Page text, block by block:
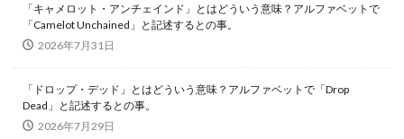
「キャメロット・アンチェインド」とはどういう意味？アルファベットで
「Camelot Unchained」と記述するとの事。
2026年7月31日
「ドロップ・デッド」とはどういう意味？アルファベットで「Drop
Dead」と記述するとの事。
2026年7月29日